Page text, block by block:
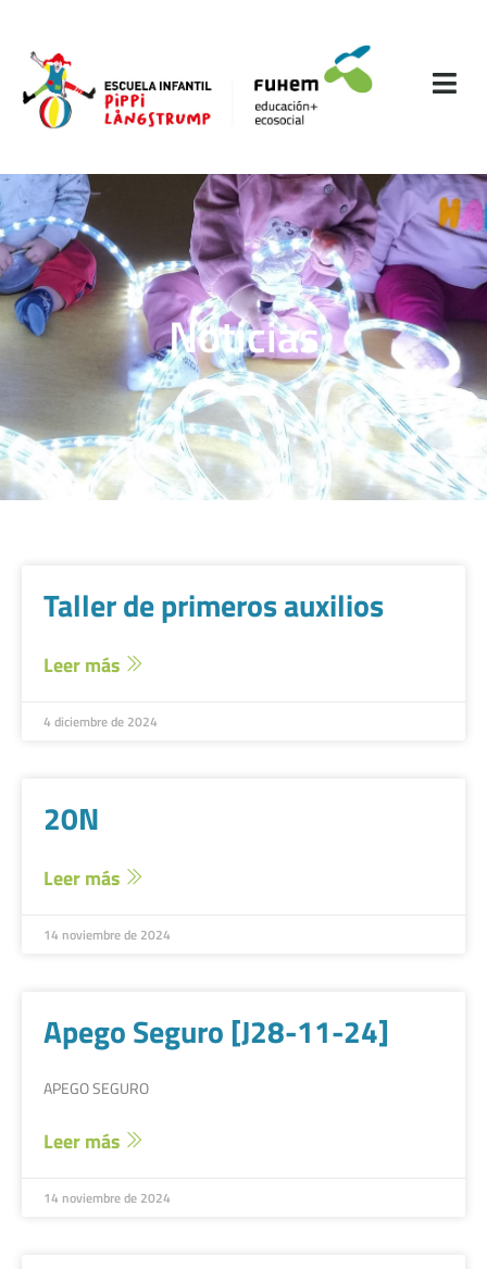
Noticias
Taller de primeros auxilios
Leer más
4 diciembre de 2024
20N
Leer más
14 noviembre de 2024
Apego Seguro [J28-11-24]
APEGO SEGURO
Leer más
14 noviembre de 2024